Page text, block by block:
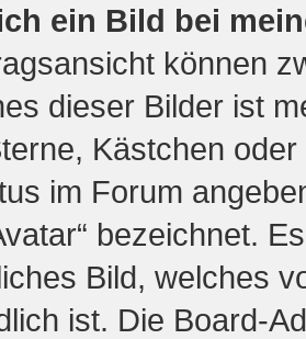
ein Bild bei
können
dieser Bilder ist
Kästchen
im Forum
bezeichnet.
Bild, welches
ist. Die Board-